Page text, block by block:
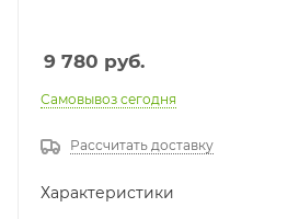
9 780 руб.
Самовывоз сегодня
Рассчитать доставку
Характеристики